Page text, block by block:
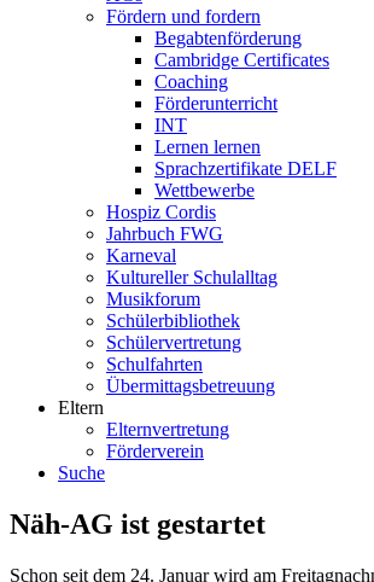
Fördern und fordern
Begabtenförderung
Cambridge Certificates
Coaching
Förderunterricht
INT
Lernen lernen
Sprachzertifikate DELF
Wettbewerbe
Hospiz Cordis
Jahrbuch FWG
Karneval
Kultureller Schulalltag
Musikforum
Schülerbibliothek
Schülervertretung
Schulfahrten
Übermittagsbetreuung
Eltern
Elternvertretung
Förderverein
Suche
Näh-AG ist gestartet
Schon seit dem 24. Januar wird am